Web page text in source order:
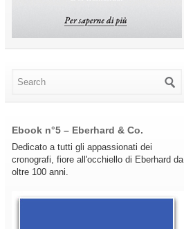
Ebook n°5 – Eberhard & Co.
Dedicato a tutti gli appassionati dei
cronografi, fiore all'occhiello di Eberhard da
oltre 100 anni.